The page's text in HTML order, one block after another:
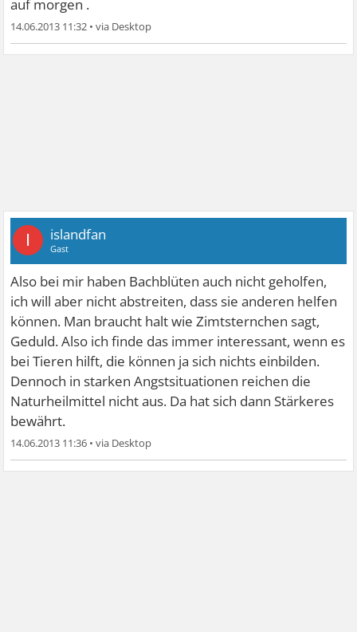
auf morgen .
14.06.2013 11:32 •
I islandfan
Gast
Also bei mir haben Bachblüten auch nicht geholfen,
ich will aber nicht abstreiten, dass sie anderen helfen
können. Man braucht halt wie Zimtsternchen sagt,
Geduld. Also ich finde das immer interessant, wenn es
bei Tieren hilft, die können ja sich nichts einbilden.
Dennoch in starken Angstsituationen reichen die
Naturheilmittel nicht aus. Da hat sich dann Stärkeres
bewährt.
14.06.2013 11:36 •